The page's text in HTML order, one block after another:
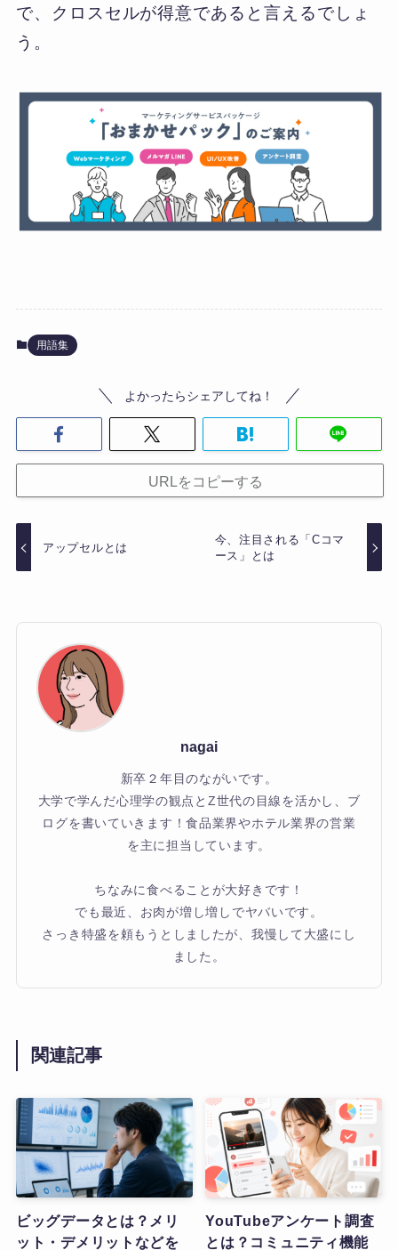
で、クロスセルが得意であると言えるでしょ
う。
用語集
よかったらシェアしてね！
URLをコピーする
アップセルとは
今、注目される「Cコマ
ース」とは
nagai
新卒２年目のながいです。
大学で学んだ心理学の観点とZ世代の目線を活かし、ブ
ログを書いていきます！食品業界やホテル業界の営業
を主に担当しています。
ちなみに食べることが大好きです！
でも最近、お肉が増し増しでヤバいです。
さっき特盛を頼もうとしましたが、我慢して大盛にし
ました。
関連記事
ビッグデータとは？メリ
ット・デメリットなどを
YouTubeアンケート調査
とは？コミュニティ機能